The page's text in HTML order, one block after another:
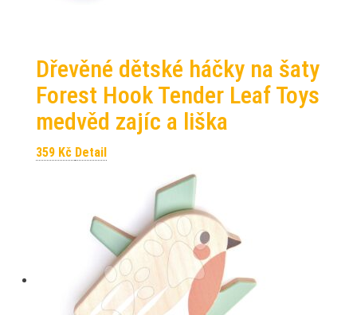
Dřevěné dětské háčky na šaty
Forest Hook Tender Leaf Toys
medvěd zajíc a liška
359 Kč Detail